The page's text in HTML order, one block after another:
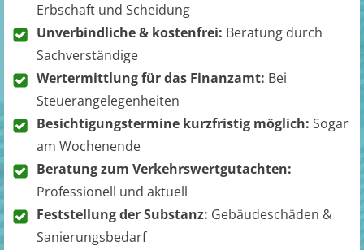
Erbschaft und Scheidung
Unverbindliche & kostenfrei: Beratung durch
Sachverständige
Wertermittlung für das Finanzamt: Bei
Steuerangelegenheiten
Besichtigungstermine kurzfristig möglich: Sogar
am Wochenende
Beratung zum Verkehrswertgutachten:
Professionell und aktuell
Feststellung der Substanz: Gebäudeschäden &
Sanierungsbedarf